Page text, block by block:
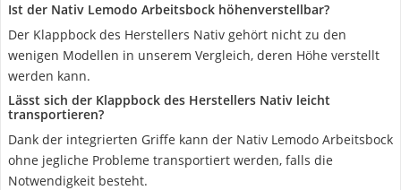
Ist der Nativ Lemodo Arbeitsbock höhenverstellbar?
Der Klappbock des Herstellers Nativ gehört nicht zu den
wenigen Modellen in unserem Vergleich, deren Höhe verstellt
werden kann.
Lässt sich der Klappbock des Herstellers Nativ leicht
transportieren?
Dank der integrierten Griffe kann der Nativ Lemodo Arbeitsbock
ohne jegliche Probleme transportiert werden, falls die
Notwendigkeit besteht.